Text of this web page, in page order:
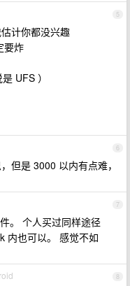
5
计你都没兴趣
要炸
UFS ）
6
但是 3000 以内有点难，
7
。 个人买过同样途径
内也可以。 感觉不如
8